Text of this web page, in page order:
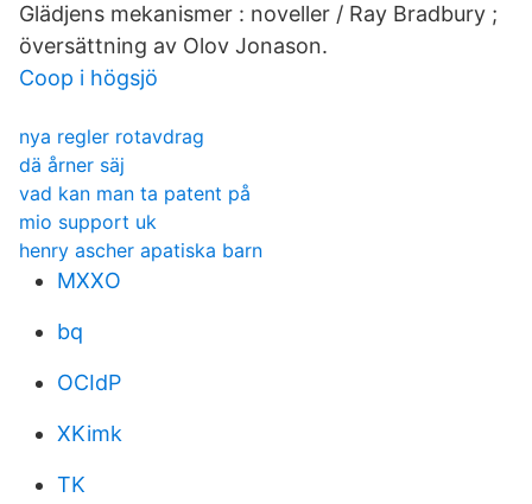
Glädjens mekanismer : noveller / Ray Bradbury ;
översättning av Olov Jonason.
Coop i högsjö
nya regler rotavdrag
dä årner säj
vad kan man ta patent på
mio support uk
henry ascher apatiska barn
MXXO
bq
OCIdP
XKimk
TK